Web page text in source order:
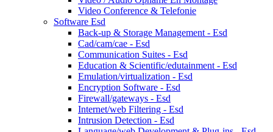
Video Conference & Telefonie
Software Esd
Back-up & Storage Management - Esd
Cad/cam/cae - Esd
Communication Suites - Esd
Education & Scientific/edutainment - Esd
Emulation/virtualization - Esd
Encryption Software - Esd
Firewall/gateways - Esd
Internet/web Filtering - Esd
Intrusion Detection - Esd